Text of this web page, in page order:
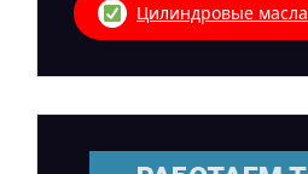
Цилиндровые масла